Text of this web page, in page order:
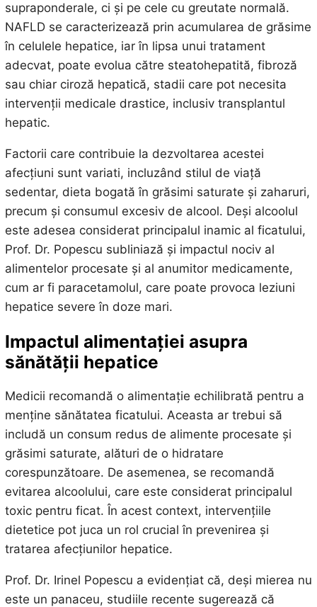
supraponderale, ci și pe cele cu greutate normală.
NAFLD se caracterizează prin acumularea de grăsime
în celulele hepatice, iar în lipsa unui tratament
adecvat, poate evolua către steatohepatită, fibroză
sau chiar ciroză hepatică, stadii care pot necesita
intervenții medicale drastice, inclusiv transplantul
hepatic.
Factorii care contribuie la dezvoltarea acestei
afecțiuni sunt variati, incluzând stilul de viață
sedentar, dieta bogată în grăsimi saturate și zaharuri,
precum și consumul excesiv de alcool. Deși alcoolul
este adesea considerat principalul inamic al ficatului,
Prof. Dr. Popescu subliniază și impactul nociv al
alimentelor procesate și al anumitor medicamente,
cum ar fi paracetamolul, care poate provoca leziuni
hepatice severe în doze mari.
Impactul alimentației asupra
sănătății hepatice
Medicii recomandă o alimentație echilibrată pentru a
menține sănătatea ficatului. Aceasta ar trebui să
includă un consum redus de alimente procesate și
grăsimi saturate, alături de o hidratare
corespunzătoare. De asemenea, se recomandă
evitarea alcoolului, care este considerat principalul
toxic pentru ficat. În acest context, intervențiile
dietetice pot juca un rol crucial în prevenirea și
tratarea afecțiunilor hepatice.
Prof. Dr. Irinel Popescu a evidențiat că, deși mierea nu
este un panaceu, studiile recente sugerează că